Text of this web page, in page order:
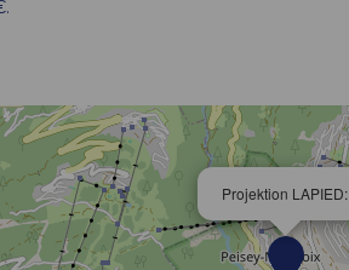
Projektion LAPIED: